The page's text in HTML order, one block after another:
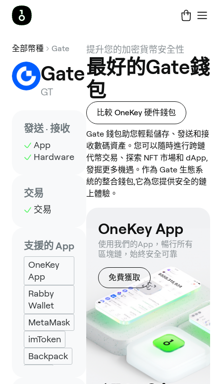
全部幣種 Gate
Gate
GT
發送 · 接收
App
Hardware
交易
交易
支援的 App
OneKey
App
Rabby
Wallet
MetaMask
imToken
Backpack
提升您的加密貨幣安全性
最好的Gate錢
包
比較 OneKey 硬件錢包
Gate 錢包助您輕鬆儲存、發送和接
收數碼資產。您可以隨時進行跨鏈
代幣交易、探索 NFT 市場和 dApp,
發掘更多機遇。作為 Gate 生態系
統的整合錢包,它為您提供安全的鏈
上體驗。
OneKey App
使用我們的App，暢行所有
區塊鏈，始終安全可靠
免費獲取